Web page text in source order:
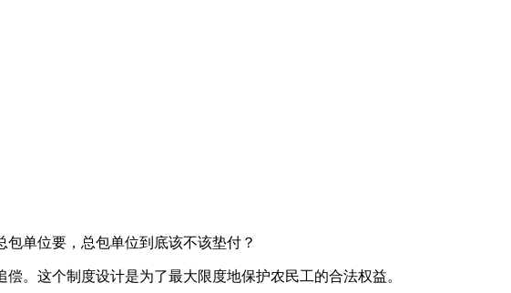
单位要，总包单位到底该不该垫付？
。这个制度设计是为了最大限度地保护农民工的合法权益。